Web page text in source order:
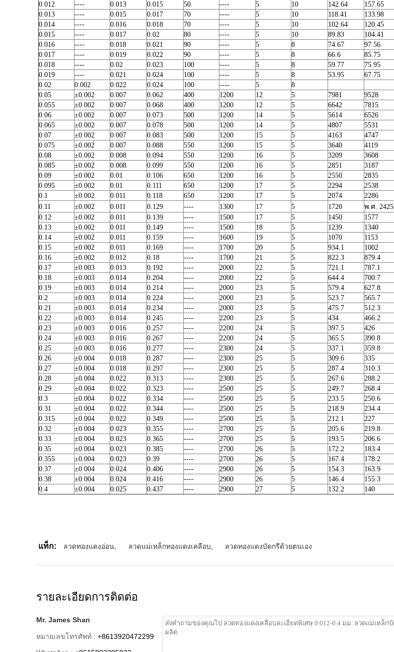
0.012
---- 0.013 0.015 50 ---- 5 10 142.64
157.65
0.013
---- 0.015 0.017 70 ---- 5 10 118.41
133.98
0.014
---- 0.016 0.018 70 ---- 5 10 102.64
120.45
0.015
---- 0.017 0.02 80 ---- 5 10 89.83
104.41
0.016
---- 0.018 0.021 90 ---- 5 8 74.67
97.56
0.017
---- 0.019 0.022 90 ---- 5 8 66.6
85.75
0.018
---- 0.02 0.023 100 ---- 5 8 59.77
75.95
0.019
---- 0.021 0.024 100 ---- 5 8 53.95
67.75
0.02
0.002 0.022 0.024 100 ---- 5
8
0.05
±0.002 0.007 0.062 400 1200 12 5 7981
9528
0.055
±0.002 0.007 0.068 400 1200 12 5 6642
7815
0.06
±0.002 0.007 0.073 500 1200 14 5 5614
6526
0.065
±0.002 0.007 0.078 500 1200 14 5 4807
5531
0.07
±0.002 0.007 0.083 500 1200 15 5 4163
4747
0.075
±0.002 0.007 0.088 550 1200 15 5 3640
4119
0.08
±0.002 0.008 0.094 550 1200 16 5 3209
3608
0.085
±0.002 0.008 0.099 550 1200 16 5 2851
3187
0.09
±0.002 0.01 0.106 650 1200 16 5 2550
2835
0.095
±0.002 0.01 0.111 650 1200 17 5 2294
2538
0.1
±0.002 0.011 0.118 650 1200 17 5 2074
2286
0.11
±0.002 0.011 0.129 ---- 1300 17 5 1720
พ.ศ. 2425
0.12
±0.002 0.011 0.139 ---- 1500 17 5 1450
1577
0.13
±0.002 0.011 0.149 ---- 1500 18 5 1239
1340
0.14
±0.002 0.011 0.159 ---- 1600 19 5 1070
1153
0.15
±0.002 0.011 0.169 ---- 1700 20 5 934.1
1002
0.16
±0.002 0.012 0.18 ---- 1700 21 5 822.3
879.4
0.17
±0.003 0.013 0.192 ---- 2000 22 5 721.1
787.1
0.18
±0.003 0.014 0.204 ---- 2000 22 5 644.4
700.7
0.19
±0.003 0.014 0.214 ---- 2000 23 5 579.4
627.8
0.2
±0.003 0.014 0.224 ---- 2000 23 5 523.7
565.7
0.21
±0.003 0.014 0.234 ---- 2000 23 5 475.7
512.3
0.22
±0.003 0.014 0.245 ---- 2200 23 5 434
466.2
0.23
±0.003 0.016 0.257 ---- 2200 24 5 397.5
426
0.24
±0.003 0.016 0.267 ---- 2200 24 5 365.5
390.8
0.25
±0.003 0.016 0.277 ---- 2300 24 5 337.1
359.8
0.26
±0.004 0.018 0.287 ---- 2300 25 5 309.6
335
0.27
±0.004 0.018 0.297 ---- 2300 25 5 287.4
310.3
0.28
±0.004 0.022 0.313 ---- 2300 25 5 267.6
288.2
0.29
±0.004 0.022 0.323 ---- 2500 25 5 249.7
268.4
0.3
±0.004 0.022 0.334 ---- 2500 25 5 233.5
250.6
0.31
±0.004 0.022 0.344 ---- 2500 25 5 218.9
234.4
0.315
±0.004 0.022 0.349 ---- 2500 25 5 212.1
227
0.32
±0.004 0.023 0.355 ---- 2700 25 5 205.6
219.8
0.33
±0.004 0.023 0.365 ---- 2700 25 5 193.5
206.6
0.35
±0.004 0.023 0.385 ---- 2700 26 5 172.2
183.4
0.355
±0.004 0.023 0.39 ---- 2700 26 5 167.4
178.2
0.37
±0.004 0.024 0.406 ---- 2900 26 5 154.3
163.9
0.38
±0.004 0.024 0.416 ---- 2900 26 5 146.4
155.3
0.4
±0.004 0.025 0.437 ---- 2900 27 5 132.2 140
แท็ก: ลวดทองแดงอ่อน ลวดแม่เหล็กทองแดงเคลือบ ลวดทองแดงบัดกรีด้วยตนเอง
รายละเอียดการติดต่อ
Mr. James Shan
หมายเลขโทรศัพท์ : +8613920472299